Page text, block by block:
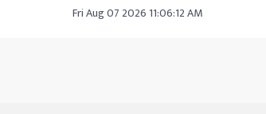
Fri Aug 07 2026 11:06:12 AM